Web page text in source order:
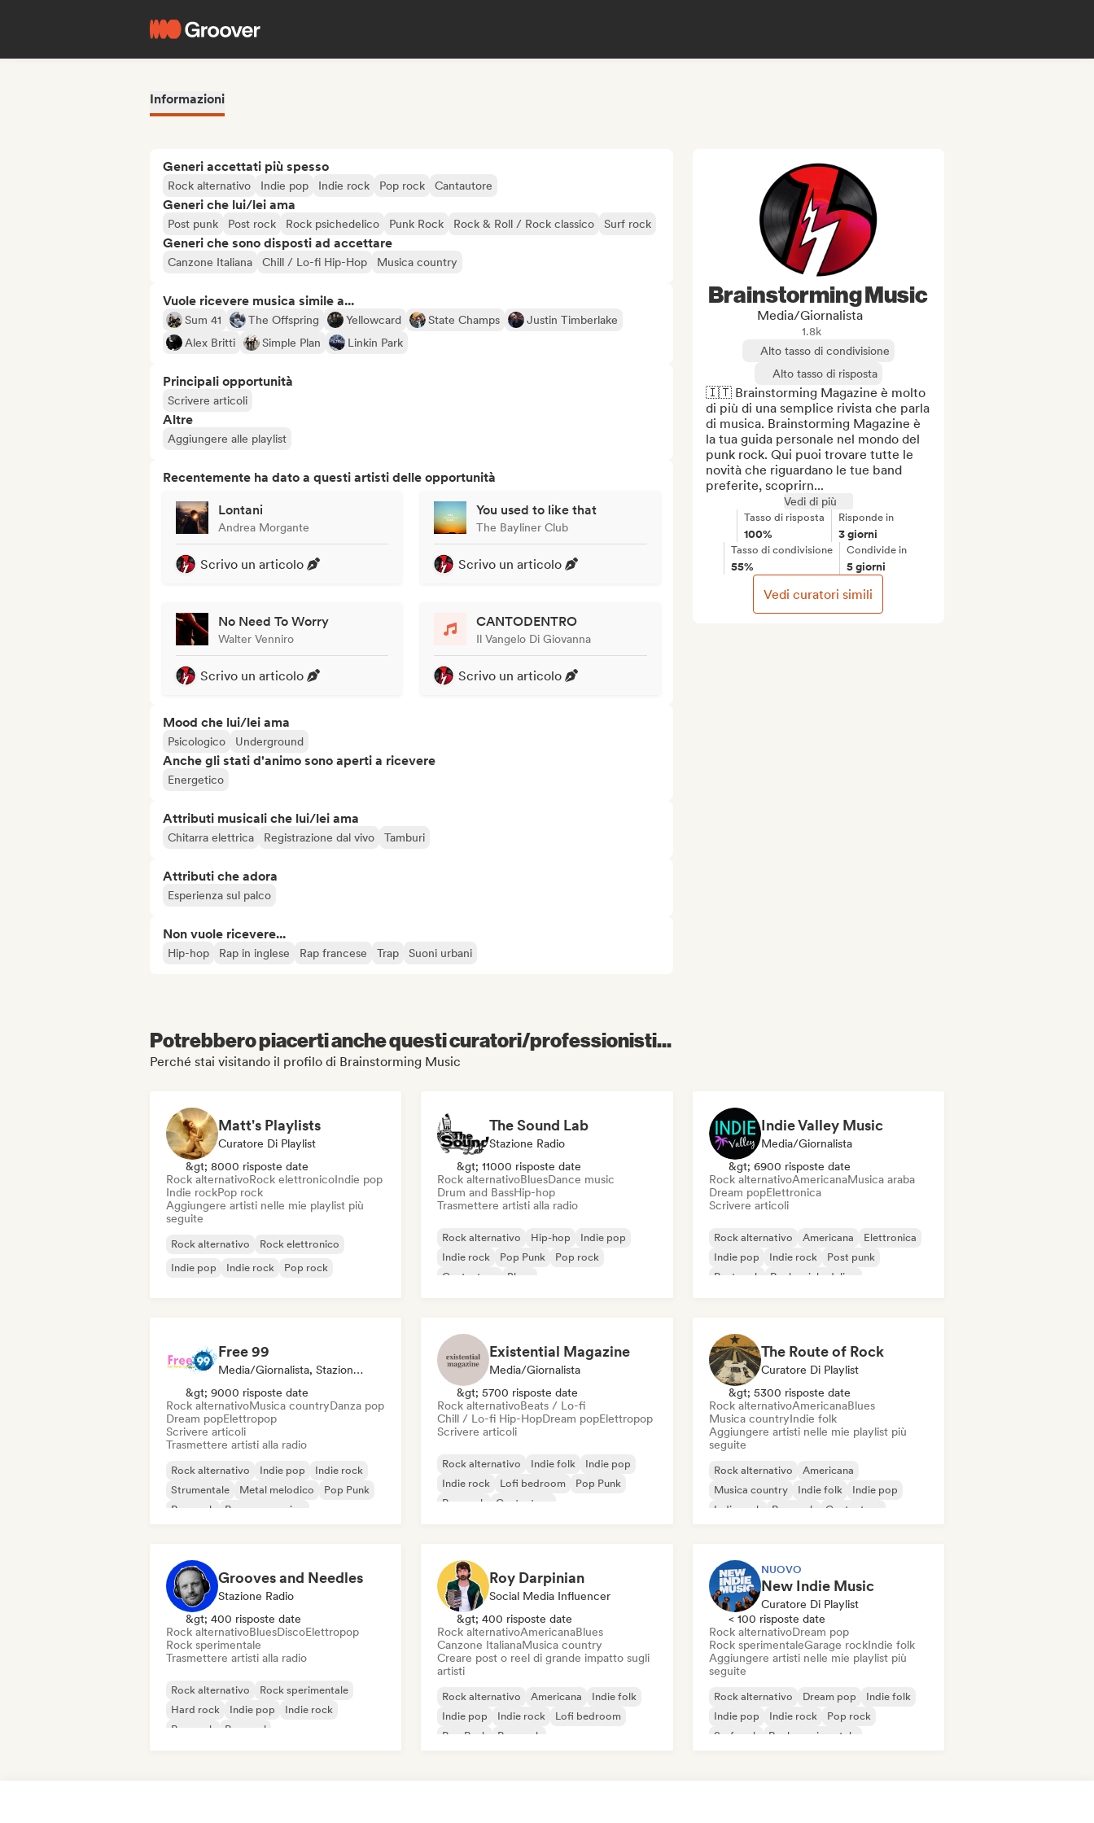
Informazioni
Generi accettati più spesso
Rock alternativo Indie pop Indie rock Pop rock Cantautore
Generi che lui/lei ama
Post punk Post rock Rock psichedelico Punk Rock Rock & Roll / Rock classico Surf rock
Generi che sono disposti ad accettare
Canzone Italiana Chill / Lo-fi Hip-Hop Musica country
Vuole ricevere musica simile a...
Sum 41 The Offspring Yellowcard State Champs
Justin Timberlake
Alex Britti
Simple Plan Linkin Park
Principali opportunità
Scrivere articoli
Altre
Aggiungere alle playlist
Recentemente ha dato a questi artisti delle opportunità
Lontani
Andrea Morgante
Scrivo un articolo
You used to like that
The Bayliner Club
Scrivo un articolo
No Need To Worry
Walter Venniro
Scrivo un articolo
CANTODENTRO
Il Vangelo Di Giovanna
Scrivo un articolo
Mood che lui/lei ama
Psicologico Underground
Anche gli stati d'animo sono aperti a ricevere
Energetico
Attributi musicali che lui/lei ama
Chitarra elettrica Registrazione dal vivo Tamburi
Attributi che adora
Esperienza sul palco
Non vuole ricevere...
Hip-hop Rap in inglese Rap francese Trap Suoni urbani
Brainstorming Music
Media/Giornalista
1.8k
Alto tasso di condivisione
Alto tasso di risposta
🇮🇹 Brainstorming Magazine è molto
di più di una semplice rivista che parla
di musica. Brainstorming Magazine è
la tua guida personale nel mondo del
punk rock. Qui puoi trovare tutte le
novità che riguardano le tue band
preferite, scoprirn...
Vedi di più
Tasso di risposta
100%
Risponde in
3 giorni
Tasso di condivisione
55%
Condivide in
5 giorni
Vedi curatori simili
Potrebbero piacerti anche questi curatori/professionisti...
Perché stai visitando il profilo di Brainstorming Music
Matt's Playlists
Curatore Di Playlist
&gt; 8000 risposte date
Rock alternativoRock elettronicoIndie pop
Indie rockPop rock
Aggiungere artisti nelle mie playlist più
seguite
Rock alternativo
Rock elettronico
Indie pop
Indie rock Pop rock
The Sound Lab
Stazione Radio
&gt; 11000 risposte date
Rock alternativoBluesDance music
Drum and BassHip-hop
Trasmettere artisti alla radio
Rock alternativo Hip-hop
Indie pop
Indie rock
Pop Punk
Pop rock
Cantautore
Blues
Indie Valley Music
Media/Giornalista
&gt; 6900 risposte date
Rock alternativoAmericanaMusica araba
Dream popElettronica
Scrivere articoli
Rock alternativo Americana
Elettronica
Indie pop
Indie rock
Post punk
Post rock
Rock psichedelico
Free 99
Media/Giornalista, Stazione Radio
&gt; 9000 risposte date
Rock alternativoMusica countryDanza pop
Dream popElettropop
Scrivere articoli
Trasmettere artisti alla radio
Rock alternativo Indie pop
Indie rock
Strumentale
Metal melodico
Pop Punk
Pop rock
Pop progressivo
Existential Magazine
Media/Giornalista
&gt; 5700 risposte date
Rock alternativoBeats / Lo-fi
Chill / Lo-fi Hip-HopDream popElettropop
Scrivere articoli
Rock alternativo Indie folk
Indie pop
Indie rock
Lofi bedroom
Pop Punk
Pop rock
Cantautore
The Route of Rock
Curatore Di Playlist
&gt; 5300 risposte date
Rock alternativoAmericanaBlues
Musica countryIndie folk
Aggiungere artisti nelle mie playlist più
seguite
Rock alternativo
Americana
Musica country
Indie folk
Indie pop
Indie rock
Pop rock Cantautore
Grooves and Needles
Stazione Radio
&gt; 400 risposte date
Rock alternativoBluesDiscoElettropop
Rock sperimentale
Trasmettere artisti alla radio
Rock alternativo
Rock sperimentale
Hard rock
Indie pop
Indie rock
Pop rock
Pop soul
Roy Darpinian
Social Media Influencer
&gt; 400 risposte date
Rock alternativoAmericanaBlues
Canzone ItalianaMusica country
Creare post o reel di grande impatto sugli
artisti
Rock alternativo Americana
Indie folk
Indie pop
Indie rock
Lofi bedroom
Pop Punk
Pop rock
NUOVO
New Indie Music
Curatore Di Playlist
< 100 risposte date
Rock alternativoDream pop
Rock sperimentaleGarage rockIndie folk
Aggiungere artisti nelle mie playlist più
seguite
Rock alternativo Dream pop
Indie folk
Indie pop
Indie rock
Pop rock
Surf rock
Rock sperimentale